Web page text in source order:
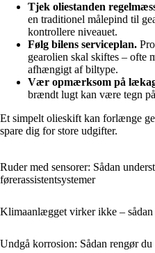
Tjek oliestanden
en traditionel målepind til
kontrollere niveauet.
Følg bilens serviceplan.
gearolien skal skiftes – ofte
afhængigt af biltype.
Vær opmærksom på
brændt lugt kan være tegn
Et simpelt olieskift kan forlænge
spare dig for store udgifter.
Ruder med sensorer: Sådan
førerassistentsystemer
Klimaanlægget virker ikke – sådan
Undgå korrosion: Sådan rengør